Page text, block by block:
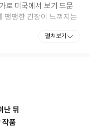
로 미국에서 보기 드문
팽팽한 긴장이 느껴지는
깊이, 문학의 기인이라
다. 콜럼비아 대학에 입
해 활동하다가 1980년
로 소설을 쓰기 시작했
펼쳐보기
뒤
작품